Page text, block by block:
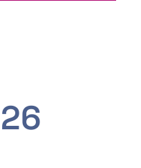
26